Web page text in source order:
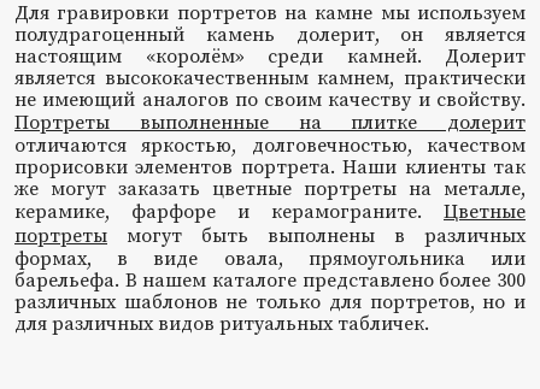
Для гравировки портретов на камне мы используем
полудрагоценный камень долерит, он является
настоящим «королём» среди камней. Долерит
является высококачественным камнем, практически
не имеющий аналогов по своим качеству и свойству.
Портреты выполненные на плитке долерит
отличаются яркостью, долговечностью, качеством
прорисовки элементов портрета. Наши клиенты так
же могут заказать цветные портреты на металле,
керамике, фарфоре и керамограните. Цветные
портреты могут быть выполнены в различных
формах, в виде овала, прямоугольника или
барельефа. В нашем каталоге представлено более 300
различных шаблонов не только для портретов, но и
для различных видов ритуальных табличек.